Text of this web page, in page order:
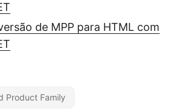
de MPP para HTML com
Product Family